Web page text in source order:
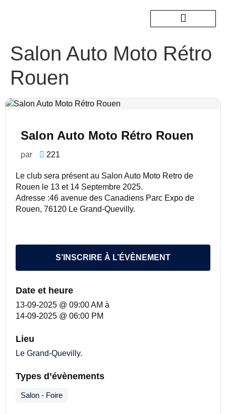
Salon Auto Moto Rétro
Rouen
Salon Auto Moto Rétro Rouen
par 221
Le club sera présent au Salon Auto Moto Retro de
Rouen le 13 et 14 Septembre 2025.
Adresse :46 avenue des Canadiens Parc Expo de
Rouen, 76120 Le Grand-Quevilly.
S’INSCRIRE À L’ÉVÈNEMENT
Date et heure
13-09-2025 @ 09:00 AM à
14-09-2025 @ 06:00 PM
Lieu
Le Grand-Quevilly.
Types d’évènements
Salon - Foire